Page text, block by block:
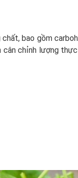
bao gồm
cân chỉnh lượng